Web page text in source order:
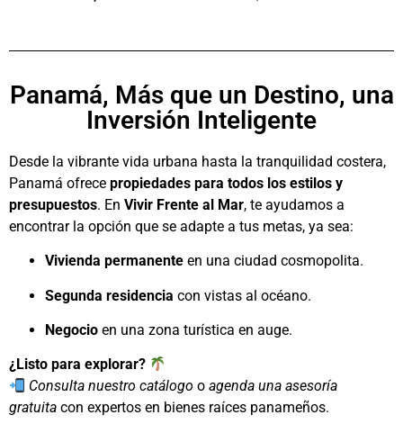
Panamá, Más que un Destino, una
Inversión Inteligente
Desde la vibrante vida urbana hasta la tranquilidad costera,
Panamá ofrece propiedades para todos los estilos y
presupuestos. En Vivir Frente al Mar, te ayudamos a
encontrar la opción que se adapte a tus metas, ya sea:
Vivienda permanente en una ciudad cosmopolita.
Segunda residencia con vistas al océano.
Negocio en una zona turística en auge.
¿Listo para explorar?
Consulta nuestro catálogo oagenda una asesoría
gratuita con expertos en bienes raíces panameños.